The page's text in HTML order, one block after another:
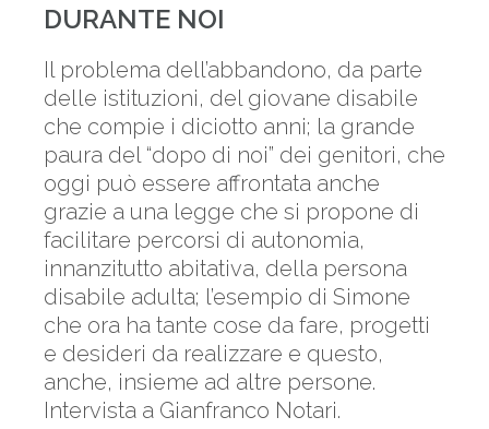
DURANTE NOI
Il problema dell’abbandono, da parte
delle istituzioni, del giovane disabile
che compie i diciotto anni; la grande
paura del “dopo di noi” dei genitori, che
oggi può essere affrontata anche
grazie a una legge che si propone di
facilitare percorsi di autonomia,
innanzitutto abitativa, della persona
disabile adulta; l’esempio di Simone
che ora ha tante cose da fare, progetti
e desideri da realizzare e questo,
anche, insieme ad altre persone.
Intervista a Gianfranco Notari.